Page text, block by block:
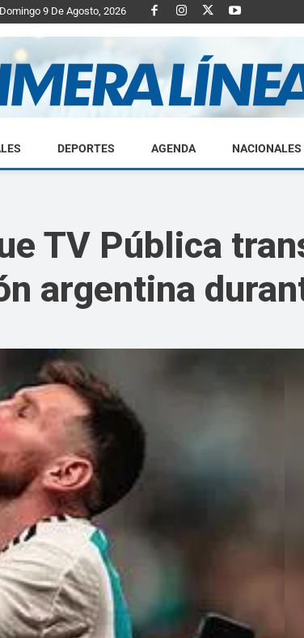
Domingo 9 De Agosto, 2026
Diario
Primera
DEPORTES AGENDA NACIONALES
TV Pública
argentina